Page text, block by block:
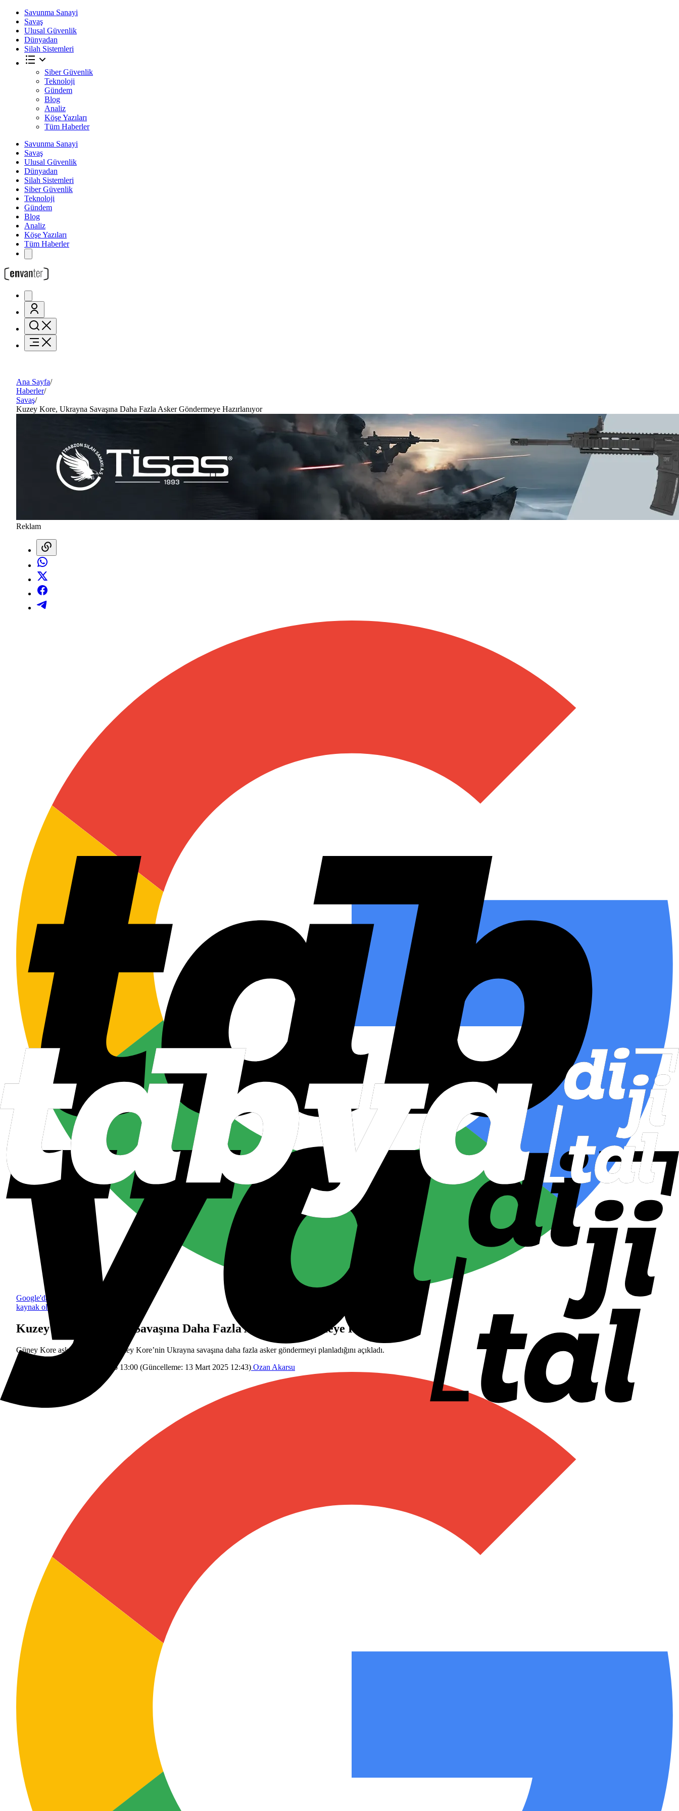
Savunma Sanayi
Savaş
Ulusal Güvenlik
Dünyadan
Silah Sistemleri
Siber Güvenlik
Teknoloji
Gündem
Blog
Analiz
Köşe Yazıları
Tüm Haberler
Savunma Sanayi
Savaş
Ulusal Güvenlik
Dünyadan
Silah Sistemleri
Siber Güvenlik
Teknoloji
Gündem
Blog
Analiz
Köşe Yazıları
Tüm Haberler
Ana Sayfa/
Haberler/
Savaş/
Kuzey Kore, Ukrayna Savaşına Daha Fazla Asker Göndermeye Hazırlanıyor
Reklam
Google'da tercih edilen
kaynak olarak ekle
Kuzey Kore, Ukrayna Savaşına Daha Fazla Asker Göndermeye Hazırlanıyor
Güney Kore askeri yetkilileri, Kuzey Kore’nin Ukrayna savaşına daha fazla asker göndermeyi planladığını açıkladı.
27 Ocak 2025 13:00 (Güncelleme: 13 Mart 2025 12:43) Ozan Akarsu